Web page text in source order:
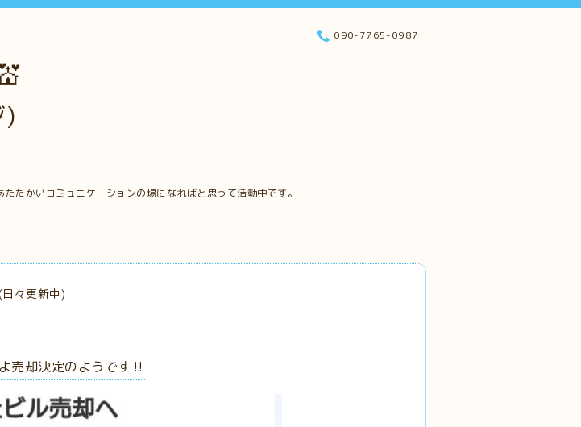
)
たかいコミュニケーションの場になればと思って活動中です。
090-7765-0987
々更新中)
売却決定のようです‼️